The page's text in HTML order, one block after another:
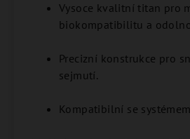
Vysoce kvalitní titan pro
biokompatibilitu a
Precizní konstrukce pro
sejmutí.
Kompatibilní se